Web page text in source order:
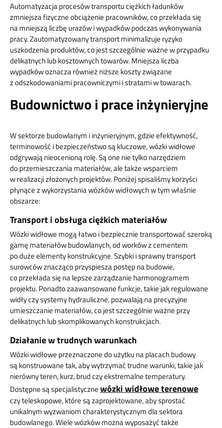
Automatyzacja procesów transportu ciężkich ładunków
zmniejsza fizyczne obciążenie pracowników, co przekłada się
na mniejszą liczbę urazów i wypadków podczas wykonywania
pracy. Zautomatyzowany transport minimalizuje ryzyko
uszkodzenia produktów, co jest szczególnie ważne w przypadku
delikatnych lub kosztownych towarów. Mniejsza liczba
wypadków oznacza również niższe koszty związane
z odszkodowaniami pracowniczymi i stratami w towarach.
Budownictwo i prace inżynieryjne
W sektorze budowlanym i inżynieryjnym, gdzie efektywność,
terminowość i bezpieczeństwo są kluczowe, wózki widłowe
odgrywają nieocenioną rolę. Są one nie tylko narzędziem
do przemieszczania materiałów, ale także wsparciem
w realizacji złożonych projektów. Poniżej spisaliśmy korzyści
płynące z wykorzystania wózków widłowych w tym właśnie
obszarze:
Transport i obsługa ciężkich materiałów
Wózki widłowe mogą łatwo i bezpiecznie transportować szeroką
gamę materiałów budowlanych, od worków z cementem
po duże elementy konstrukcyjne. Szybki i sprawny transport
surowców znacząco przyspiesza postęp na budowie,
co przekłada się na lepsze zarządzanie harmonogramem
projektu. Ponadto zaawansowane funkcje, takie jak regulowane
widły czy systemy hydrauliczne, pozwalają na precyzyjne
umieszczanie materiałów, co jest szczególnie ważne przy
delikatnych lub skomplikowanych konstrukcjach.
Działanie w trudnych warunkach
Wózki widłowe przeznaczone do użytku na placach budowy
są konstruowane tak, aby wytrzymać trudne warunki, takie jak
nierówny teren, kurz, brud czy ekstremalne temperatury.
Dostępne są specjalistycznewózki widłowe terenowe
czy teleskopowe, które są zaprojektowane, aby sprostać
unikalnym wyzwaniom charakterystycznym dla sektora
budowlanego. Wiele wózków można wyposażyć także